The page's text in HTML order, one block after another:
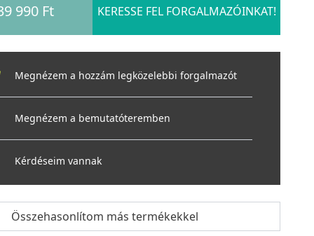
990 Ft KERESSE FEL FORGALMAZÓINKAT!
Megnézem a hozzám legközelebbi forgalmazót
Megnézem a bemutatóteremben
Kérdéseim vannak
Összehasonlítom más termékekkel